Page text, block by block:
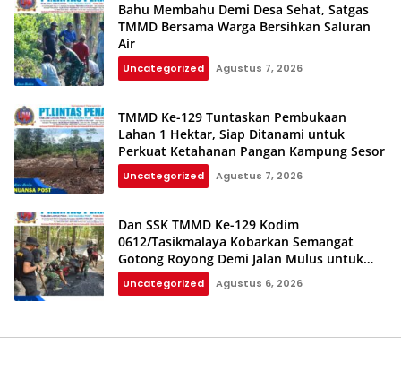
Bahu Membahu Demi Desa Sehat, Satgas
TMMD Bersama Warga Bersihkan Saluran
Air
Uncategorized Agustus 7, 2026
TMMD Ke-129 Tuntaskan Pembukaan
Lahan 1 Hektar, Siap Ditanami untuk
Perkuat Ketahanan Pangan Kampung Sesor
Uncategorized Agustus 7, 2026
Dan SSK TMMD Ke-129 Kodim
0612/Tasikmalaya Kobarkan Semangat
Gotong Royong Demi Jalan Mulus untuk
Rakyat
Uncategorized Agustus 6, 2026